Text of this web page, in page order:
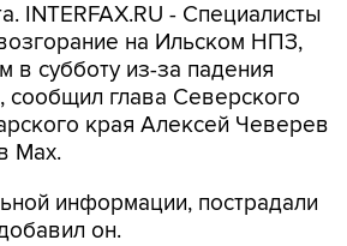
INTERFAX.RU - Специалисты
на Ильском НПЗ,
в субботу из-за падения
глава Северского
края Алексей Чеверев
Max.
информации, пострадали
он.